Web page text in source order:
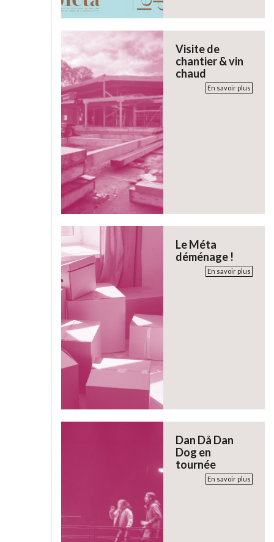
Visite de
chantier & vin
chaud
En savoir plus
Le Méta
déménage !
En savoir plus
Dan Då Dan
Dog en
tournée
En savoir plus